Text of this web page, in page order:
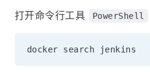
打开命令行工具 PowerShell